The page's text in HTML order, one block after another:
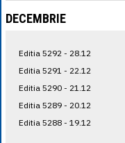
DECEMBRIE
Editia 5292 - 28.12
Editia 5291 - 22.12
Editia 5290 - 21.12
Editia 5289 - 20.12
Editia 5288 - 19.12